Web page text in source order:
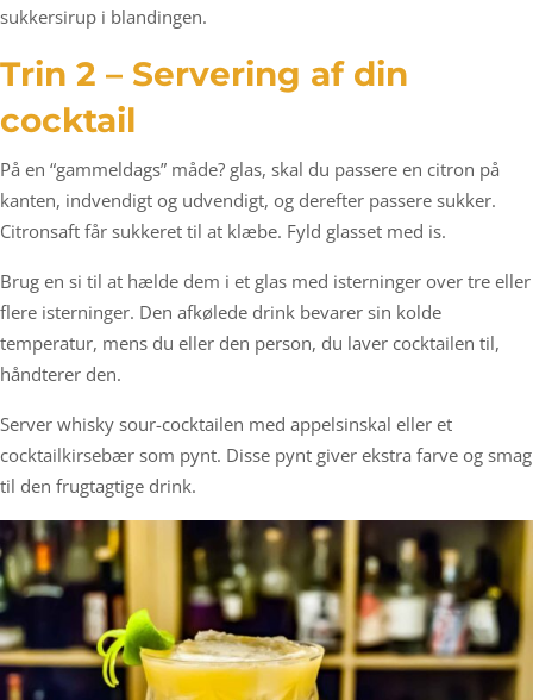
sukkersirup i blandingen.
Trin 2 – Servering af din
cocktail
På en “gammeldags” måde? glas, skal du passere en citron på
kanten, indvendigt og udvendigt, og derefter passere sukker.
Citronsaft får sukkeret til at klæbe. Fyld glasset med is.
Brug en si til at hælde dem i et glas med isterninger over tre eller
flere isterninger. Den afkølede drink bevarer sin kolde
temperatur, mens du eller den person, du laver cocktailen til,
håndterer den.
Server whisky sour-cocktailen med appelsinskal eller et
cocktailkirsebær som pynt. Disse pynt giver ekstra farve og smag
til den frugtagtige drink.